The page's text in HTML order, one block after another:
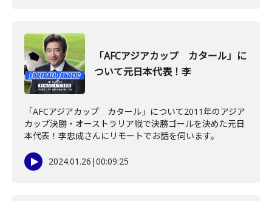
「AFCアジアカップ カタール」に
ついて元日本代表！李
「AFCアジアカップ カタール」について2011年のアジア
カップ決勝・オーストラリア戦で決勝ゴールを決めた元日
本代表！李忠成さんにリモートでお話を伺います。
2024.01.26 |00:09:25